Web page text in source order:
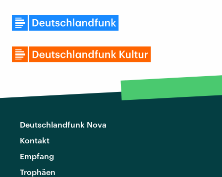
Deutschlandfunk Nova
Kontakt
Empfang
Trophäen